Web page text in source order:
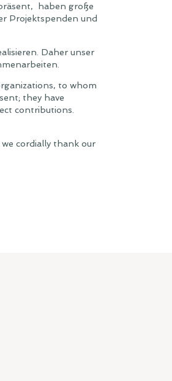
haben große
Projektspenden und
Daher unser
to whom
they have
contributions.
cordially thank our